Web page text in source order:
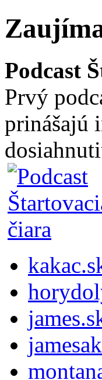
Podcast
Prvý
prinášajú